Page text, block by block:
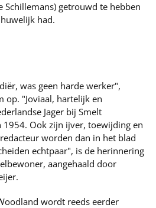
Schillemans) getrouwd te hebben
had.
was geen harde werker",
op. "Joviaal, hartelijk en
Jager bij Smelt
Ook zijn ijver, toewijding en
worden dan in het blad
echtpaar", is de herinnering
aangehaald door
wordt reeds eerder